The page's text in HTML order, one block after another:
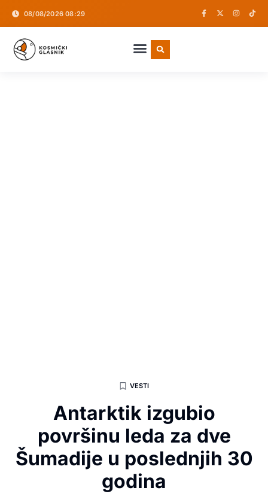
08/08/2026 08:29
VESTI
Antarktik izgubio
površinu leda za dve
Šumadije u poslednjih 30
godina